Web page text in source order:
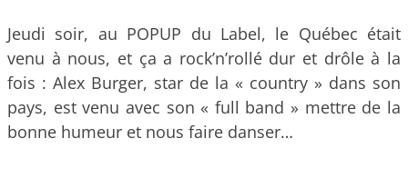
Jeudi soir, au POPUP du Label, le Québec était
venu à nous, et ça a rock’n’rollé dur et drôle à la
fois : Alex Burger, star de la « country » dans son
pays, est venu avec son « full band » mettre de la
bonne humeur et nous faire danser…